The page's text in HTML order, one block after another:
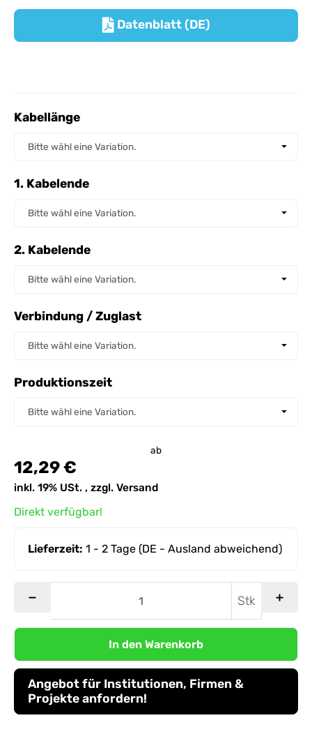
Datenblatt (DE)
Kabellänge
Bitte wähl eine Variation.
1. Kabelende
Bitte wähl eine Variation.
2. Kabelende
Bitte wähl eine Variation.
Verbindung / Zuglast
Bitte wähl eine Variation.
Produktionszeit
Bitte wähl eine Variation.
ab
12,29 €
inkl. 19% USt. , zzgl. Versand
Direkt verfügbar!
Lieferzeit:1 - 2 Tage (DE - Ausland abweichend)
Stk
In den Warenkorb
Angebot für Institutionen, Firmen &
Projekte anfordern!